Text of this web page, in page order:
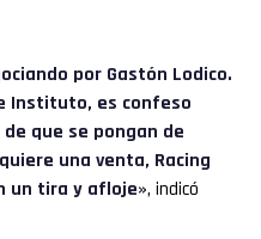
por Gastón Lodico.
Instituto, es confeso
que se pongan de
una venta, Racing
un tira y afloje», indicó